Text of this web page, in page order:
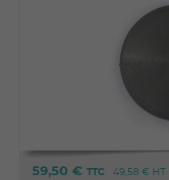
59,50 € TTC 49,58 € HT